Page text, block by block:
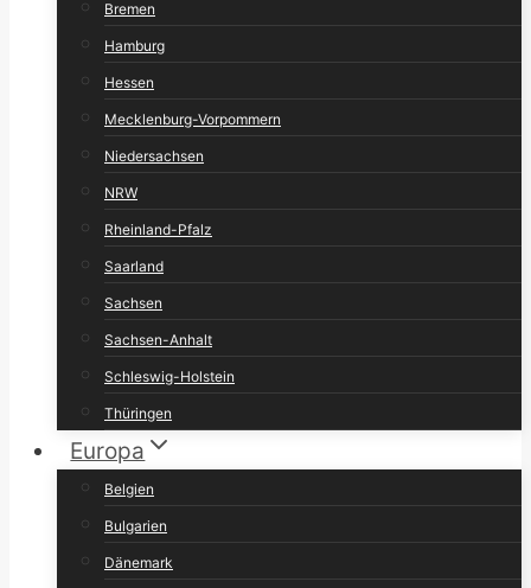
Bremen
Hamburg
Hessen
Mecklenburg-Vorpommern
Niedersachsen
NRW
Rheinland-Pfalz
Saarland
Sachsen
Sachsen-Anhalt
Schleswig-Holstein
Thüringen
Europa
Belgien
Bulgarien
Dänemark